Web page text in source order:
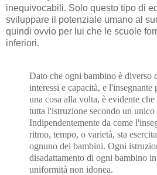
inequivocabili. Solo questo tipo di
sviluppare il potenziale umano al
quindi ovvio per lui che le scuole
inferiori.
Dato che ogni bambino è diverso
interessi e capacità, e l'insegnante
una cosa alla volta, è evidente
tutta l'istruzione secondo un
Indipendentemente da come
ritmo, tempo, o varietà, sta
ognuno dei bambini. Ogni
disadattamento di ogni bambino
uniformità non idonea.